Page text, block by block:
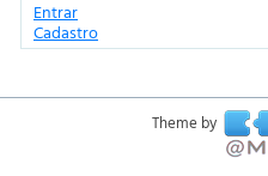
Entrar
Cadastro
Theme by